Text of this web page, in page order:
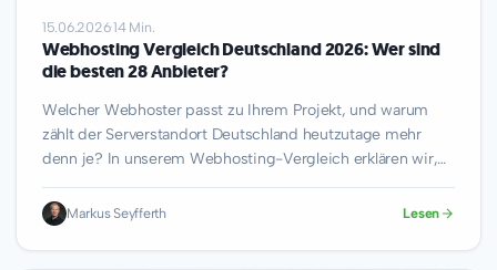
15.06.2026·14 Min.
Webhosting Vergleich Deutschland 2026: Wer sind
die besten 28 Anbieter?
Welcher Webhoster passt zu Ihrem Projekt, und warum
zählt der Serverstandort Deutschland heutzutage mehr
denn je? In unserem Webhosting-Vergleich erklären wir,
worauf…
Markus Seyfferth Lesen